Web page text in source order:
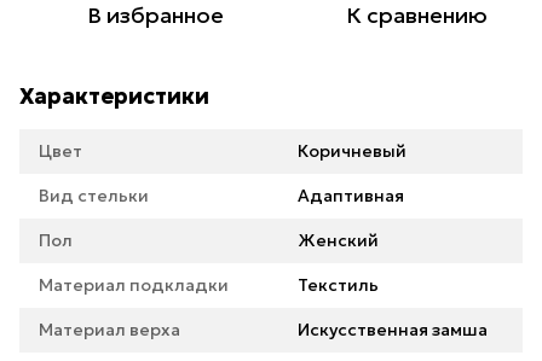
В избранное К сравнению
Характеристики
Цвет Коричневый
Вид стельки Адаптивная
Пол Женский
Материал подкладки Текстиль
Материал верха Искусственная замша